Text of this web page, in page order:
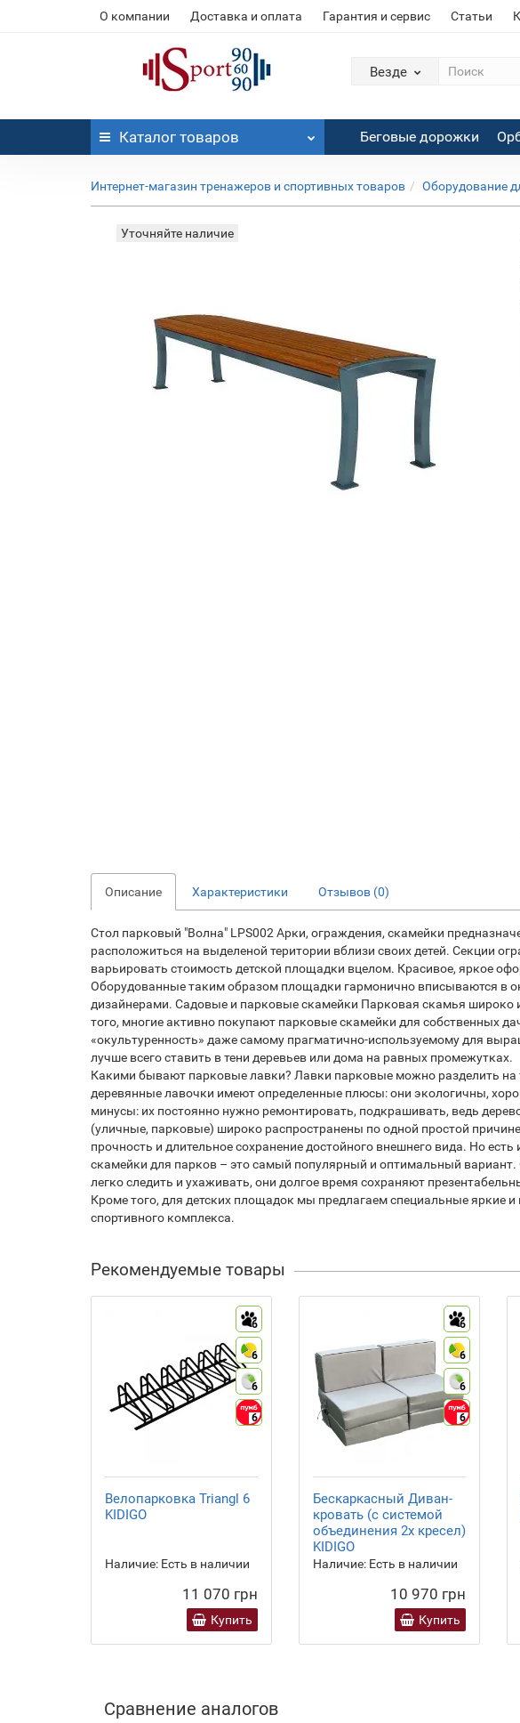
О компании Доставка и оплата Гарантия и сервис Статьи
Везде
Каталог товаров Беговые дорожки
Интернет-магазин тренажеров и спортивных товаров Оборудование
Уточняйте наличие
Описание Характеристики Отзывов (0)
Стол парковый "Волна" LPS002 Арки, ограждения, скамейки
расположиться на выделеной територии вблизи своих детей. Секции
варьировать стоимость детской площадки вцелом. Красивое, яркое
Оборудованные таким образом площадки гармонично вписываются в
дизайнерами. Садовые и парковые скамейки Парковая скамья широко
того, многие активно покупают парковые скамейки для собственных
«окультуренность» даже самому прагматично-используемому для
лучше всего ставить в тени деревьев или дома на равных промежутках.
Какими бывают парковые лавки? Лавки парковые можно разделить на
деревянные лавочки имеют определенные плюсы: они экологичны,
минусы: их постоянно нужно ремонтировать, подкрашивать, ведь
(уличные, парковые) широко распространены по одной простой
прочность и длительное сохранение достойного внешнего вида. Но
скамейки для парков – это самый популярный и оптимальный вариант.
легко следить и ухаживать, они долгое время сохраняют
Кроме того, для детских площадок мы предлагаем специальные яркие
спортивного комплекса.
Рекомендуемые товары
6
6
6
6
Велопарковка Triangl 6
KIDIGO
Наличие: Есть в наличии
11 070 грн
Купить
6
6
6
6
Бескаркасный Диван-
кровать (с системой
объединения 2х кресел)
KIDIGO
Наличие: Есть в наличии
10 970 грн
Купить
Сравнение аналогов